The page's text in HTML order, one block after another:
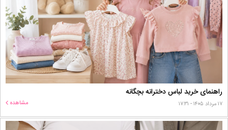
راهنمای خرید لباس دخترانه بچگانه
۱۷ مرداد ۱۴۰۵ - ۱۷:۳۱ مشاهده